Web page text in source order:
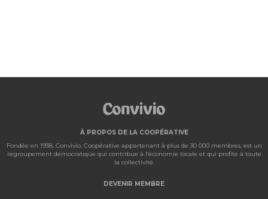
À PROPOS DE LA COOPÉRATIVE
Fondée en 1938, Convivio, Coopérative appartenant à plus de 30 000 membres, est un
regroupement démocratique qui contribue à l’économie locale et qui profite à toute
la collectivité.
DEVENIR MEMBRE